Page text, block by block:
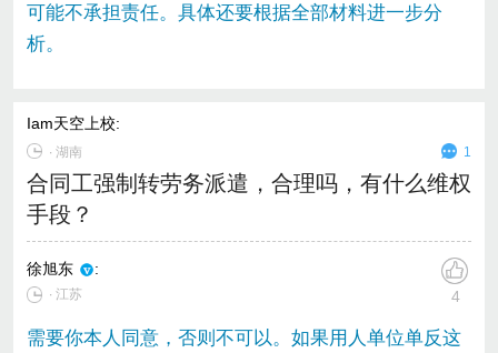
可能不承担责任。具体还要根据全部材料进一步分
析。
Iam天空上校:
∙湖南 1
合同工强制转劳务派遣，合理吗，有什么维权
手段？
徐旭东 :
∙ 江苏 4
需要你本人同意，否则不可以。如果用人单位单反这